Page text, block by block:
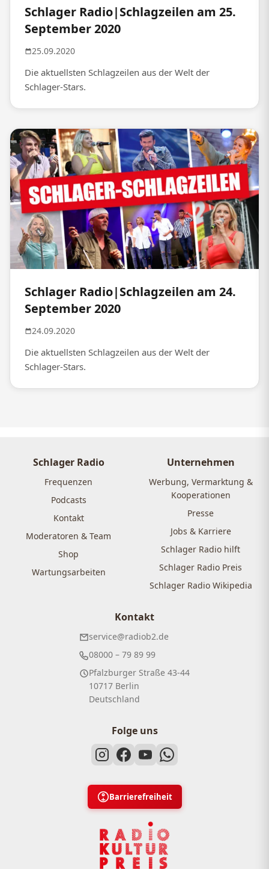
Schlager Radio|Schlagzeilen am 25.
September 2020
25.09.2020
Die aktuellsten Schlagzeilen aus der Welt der
Schlager-Stars.
Schlager Radio|Schlagzeilen am 24.
September 2020
24.09.2020
Die aktuellsten Schlagzeilen aus der Welt der
Schlager-Stars.
Schlager Radio
Frequenzen
Podcasts
Kontakt
Moderatoren & Team
Shop
Wartungsarbeiten
Unternehmen
Werbung, Vermarktung &
Kooperationen
Presse
Jobs & Karriere
Schlager Radio hilft
Schlager Radio Preis
Schlager Radio Wikipedia
Kontakt
service@radiob2.de
08000 – 79 89 99
Pfalzburger Straße 43-44
10717 Berlin
Deutschland
Folge uns
Barrierefreiheit